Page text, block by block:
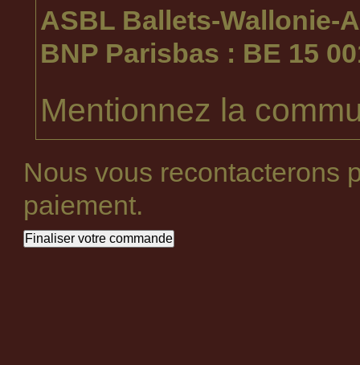
ASBL Ballets-Wallonie-
BNP Parisbas : BE 15
Mentionnez la
Nous vous recontacterons
paiement.